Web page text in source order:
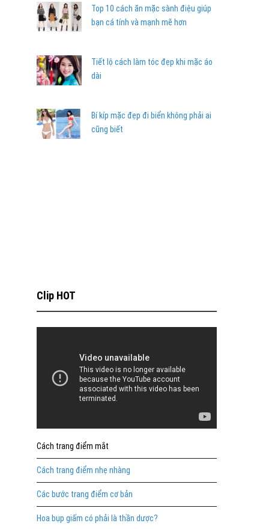
Top 10 cách ăn mặc sành điệu giúp
bạn cá tính và mạnh mẽ hơn
Tiết lộ cách làm tóc đẹp khi mặc áo
dài
Bí kíp mặc đẹp đi biển không phải ai
cũng biết
Clip HOT
Cách trang điểm mắt
Cách trang điểm nhẹ nhàng
Các bước trang điểm cơ bản
Hoa bụp giấm có phải là thần dược?